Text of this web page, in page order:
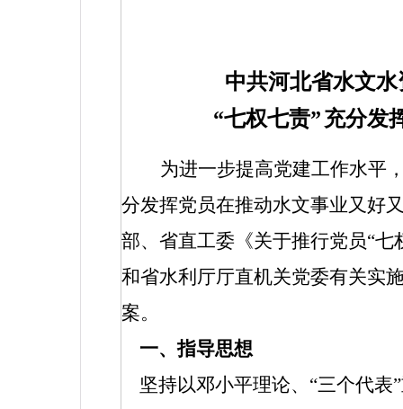
中共河北省水文
“七权七责”充分发
为进一步提高党建工作水平
分发挥党员在推动水文事业又好
部、省直工委《关于推行党员“
和省水利厅厅直机关党委有关实
案。
一、指导思想
坚持以邓小平理论、“三个代